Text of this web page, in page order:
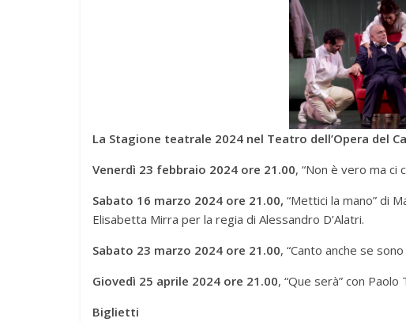
La Stagione teatrale 2024 nel Teatro dell’Opera del
Venerdì 23 febbraio 2024 ore 21.00, “Non è vero ma ci
Sabato 16 marzo 2024 ore 21.00, “Mettici la mano” di
Elisabetta Mirra per la regia di Alessandro D’Alatri.
Sabato 23 marzo 2024 ore 21.00, “Canto anche se
Giovedì 25 aprile 2024 ore 21.00, “Que serà” con
Biglietti